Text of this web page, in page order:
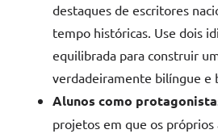
destaques de escritores
tempo históricas. Use dois
equilibrada para construir
verdadeiramente bilíngue e
Alunos como
projetos em que os próprios